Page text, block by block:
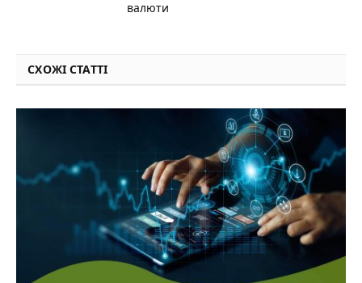
валюти
СХОЖІ СТАТТІ